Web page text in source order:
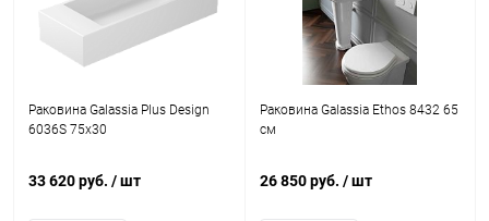
Раковина Galassia Plus Design
6036S 75x30
33 620 руб. / шт
Раковина Galassia Ethos 8432 65
см
26 850 руб. / шт